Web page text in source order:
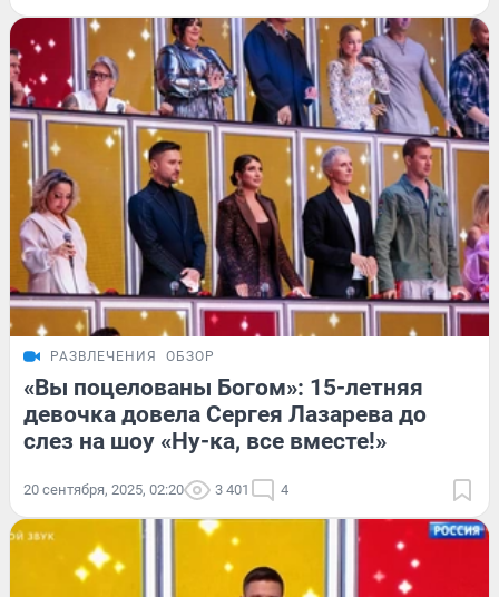
РАЗВЛЕЧЕНИЯ ОБЗОР
«Вы поцелованы Богом»: 15-летняя
девочка довела Сергея Лазарева до
слез на шоу «Ну-ка, все вместе!»
20 сентября, 2025, 02:20 3 401 4